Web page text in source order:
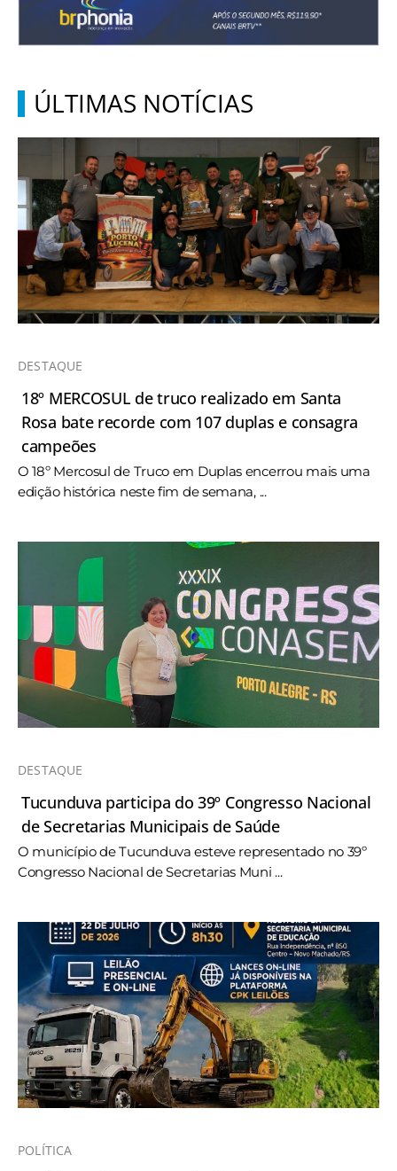
ÚLTIMAS NOTÍCIAS
DESTAQUE
18º MERCOSUL de truco realizado em Santa
Rosa bate recorde com 107 duplas e consagra
campeões
O 18º Mercosul de Truco em Duplas encerrou mais uma
edição histórica neste fim de semana, ...
DESTAQUE
Tucunduva participa do 39º Congresso Nacional
de Secretarias Municipais de Saúde
O município de Tucunduva esteve representado no 39º
Congresso Nacional de Secretarias Muni ...
POLÍTICA